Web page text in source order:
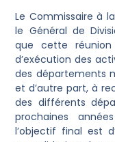
Le Commissaire à
le Général de
que cette
d’exécution des
des départements
et d’autre part, à
des différents
prochaines
l’objectif final est